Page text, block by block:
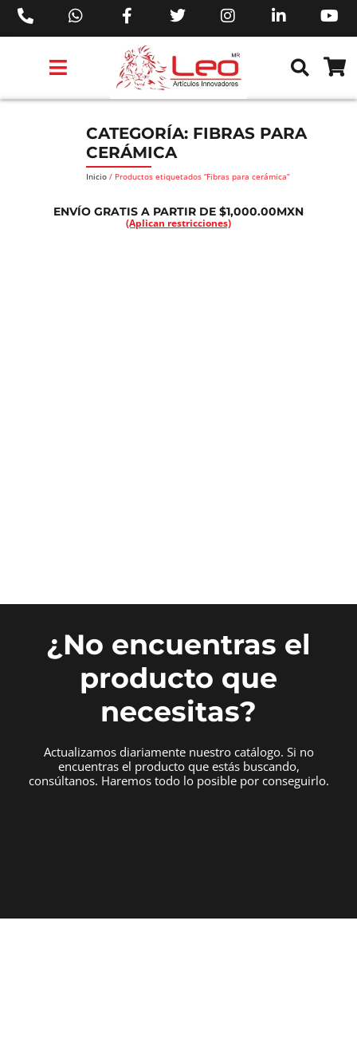
CATEGORÍA: FIBRAS PARA
CERÁMICA
Inicio / Productos etiquetados “Fibras para cerámica”
ENVÍO GRATIS A PARTIR DE $1,000.00MXN
(Aplican restricciones)
¿No encuentras el
producto que
necesitas?
Actualizamos diariamente nuestro catálogo. Si no
encuentras el producto que estás buscando,
consúltanos. Haremos todo lo posible por conseguirlo.